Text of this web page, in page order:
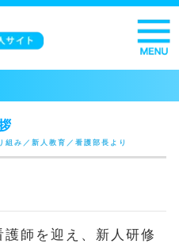
み／新人教育／看護部長より
師を迎え、新人研修